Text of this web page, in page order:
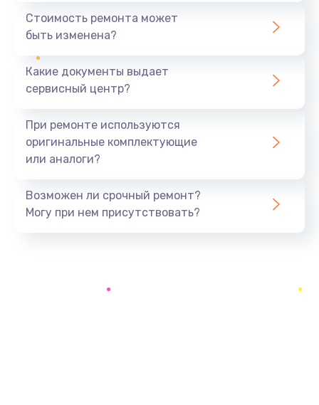
1440 руб.
Ремонт южного моста
Замена батарейки BIOS
Заказать
Стоимость ремонта может
быть изменена?
Какие документы выдает
сервисный центр?
При ремонте используются
оригинальные комплектующие
или аналоги?
Возможен ли срочный ремонт?
Могу при нем присутствовать?